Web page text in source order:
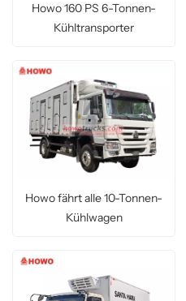
Howo 160 PS 6-Tonnen-
Kühltransporter
Howo fährt alle 10-Tonnen-
Kühlwagen